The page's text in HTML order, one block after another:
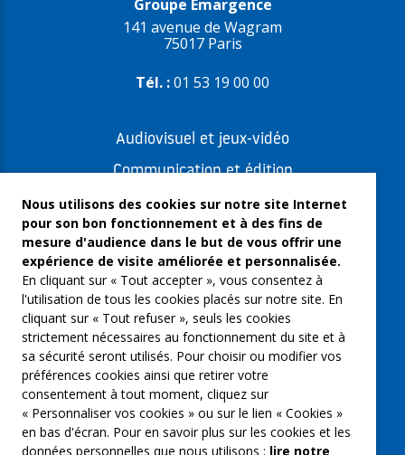
Groupe Emargence
141 avenue de Wagram
75017 Paris
Tél. :01 53 19 00 00
Audiovisuel et jeux-vidéo
Communication et édition
Freelances et artistes-auteurs
Musique et spectacles
Qui sommes-nous ?
Groupe Emargence
C’moi le chef
Actualités
Contactez nous
Mentions légales
Nous utilisons des cookies sur notre site Internet
pour son bon fonctionnement et à des fins de
mesure d'audience dans le but de vous offrir une
expérience de visite améliorée et personnalisée.
En cliquant sur « Tout accepter », vous consentez à
l'utilisation de tous les cookies placés sur notre site. En
cliquant sur « Tout refuser », seuls les cookies
strictement nécessaires au fonctionnement du site et à
sa sécurité seront utilisés. Pour choisir ou modifier vos
préférences cookies ainsi que retirer votre
consentement à tout moment, cliquez sur
« Personnaliser vos cookies » ou sur le lien « Cookies »
en bas d'écran. Pour en savoir plus sur les cookies et les
données personnelles que nous utilisons : lire notre